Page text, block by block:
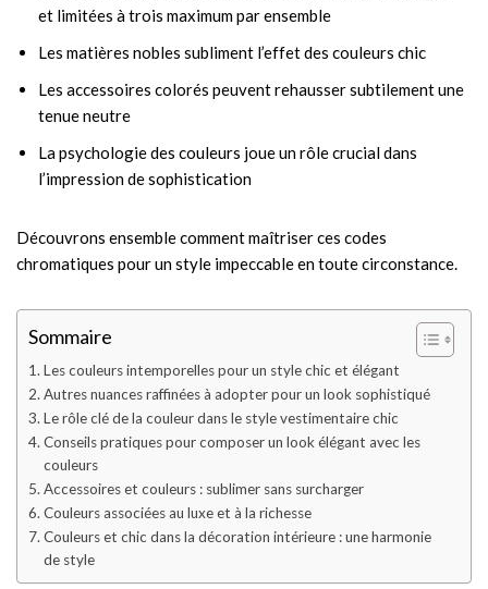
et limitées à trois maximum par ensemble
Les matières nobles subliment l’effet des couleurs chic
Les accessoires colorés peuvent rehausser subtilement une
tenue neutre
La psychologie des couleurs joue un rôle crucial dans
l’impression de sophistication
Découvrons ensemble comment maîtriser ces codes
chromatiques pour un style impeccable en toute circonstance.
Sommaire
Les couleurs intemporelles pour un style chic et élégant
Autres nuances raffinées à adopter pour un look sophistiqué
Le rôle clé de la couleur dans le style vestimentaire chic
Conseils pratiques pour composer un look élégant avec les
couleurs
Accessoires et couleurs : sublimer sans surcharger
Couleurs associées au luxe et à la richesse
Couleurs et chic dans la décoration intérieure : une harmonie
de style